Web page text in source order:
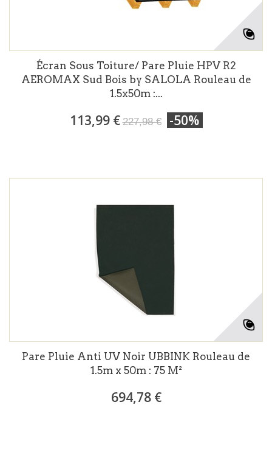
Écran Sous Toiture/ Pare Pluie HPV R2
AEROMAX Sud Bois by SALOLA Rouleau de
1.5x50m :...
113,99 € 227,98 € -50%
Pare Pluie Anti UV Noir UBBINK Rouleau de
1.5m x 50m : 75 M²
694,78 €